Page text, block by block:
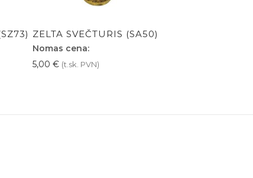
ZELTA SVEČTURIS (SA50)
Nomas cena:
5,00 € (t.sk. PVN)